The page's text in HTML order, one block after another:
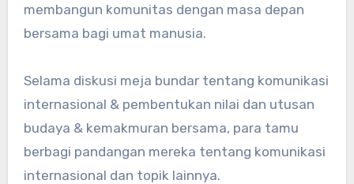
membangun komunitas dengan masa depan
bersama bagi umat manusia.
Selama diskusi meja bundar tentang komunikasi
internasional & pembentukan nilai dan utusan
budaya & kemakmuran bersama, para tamu
berbagi pandangan mereka tentang komunikasi
internasional dan topik lainnya.